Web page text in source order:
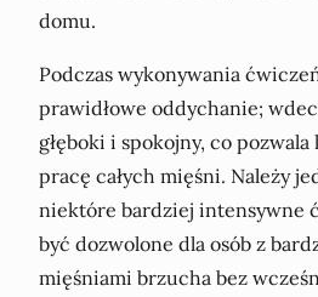
domu.
Podczas wykonywania
prawidłowe oddychanie;
głęboki i spokojny, co
pracę całych mięśni. Należy
niektóre bardziej intensywne
być dozwolone dla osób z
mięśniami brzucha bez